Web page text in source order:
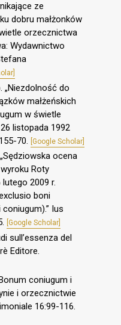
ze
dobru małżonków
orzecznictwa
Wydawnictwo
„Niezdolność do
małżeńskich
w świetle
listopada 1992
70.
[Google Scholar]
ocena
Roty
lutego 2009 r.
boni
Ius
[Google Scholar]
sull’essenza del
Editore.
coniugum i
i orzecznictwie
16:99-116.